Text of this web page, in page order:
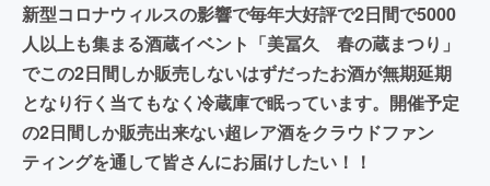
新型コロナウィルスの影響で毎年大好評で2日間で5000
人以上も集まる酒蔵イベント「美冨久 春の蔵まつり」
でこの2日間しか販売しないはずだったお酒が無期延期
となり行く当てもなく冷蔵庫で眠っています。開催予定
の2日間しか販売出来ない超レア酒をクラウドファン
ティングを通して皆さんにお届けしたい！！